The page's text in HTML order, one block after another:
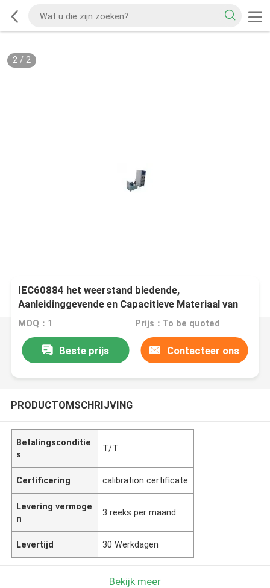
2/ 2
IEC60884 het weerstand biedende,
Aanleidinggevende en Capacitieve Materiaal van
de Ladingstest
MOQ：1 Prijs：To be quoted
Beste prijs Contacteer ons
PRODUCTOMSCHRIJVING
Betalingsconditie
s
T/T
Certificering calibration certificate
Levering vermoge
n
3 reeks per maand
Levertijd 30 Werkdagen
Bekijk meer